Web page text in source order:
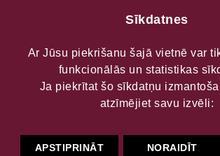
Auces pilsētas
nama folkloras
Sīkdatnes
Ar Jūsu piekrišanu šajā vietnē var
funkcionālās un statistikas
Ja piekrītat šo sīkdatņu
atzīmējiet savu izvēli:
APSTIPRINĀT NORAIDĪT